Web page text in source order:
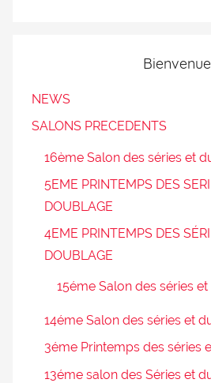
Bienvenue
NEWS
SALONS PRECEDENTS
16ème Salon des séries et
5EME PRINTEMPS DES
DOUBLAGE
4EME PRINTEMPS DES
DOUBLAGE
15éme Salon des séries
14éme Salon des séries et
3éme Printemps des séries
13éme salon des Séries et